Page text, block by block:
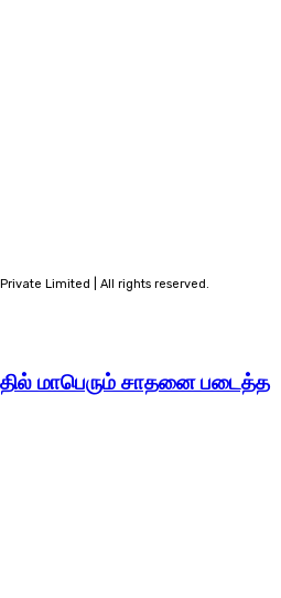
Limited | All rights reserved.
மாபெரும் சாதனை படைத்த